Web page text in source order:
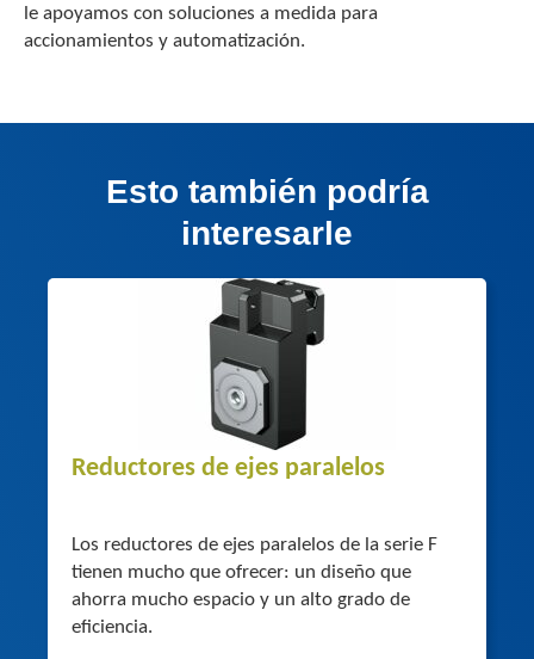
le apoyamos con soluciones a medida para
accionamientos y automatización.
Esto también podría
interesarle
Reductores de ejes paralelos
Los reductores de ejes paralelos de la serie F
tienen mucho que ofrecer: un diseño que
ahorra mucho espacio y un alto grado de
eficiencia.